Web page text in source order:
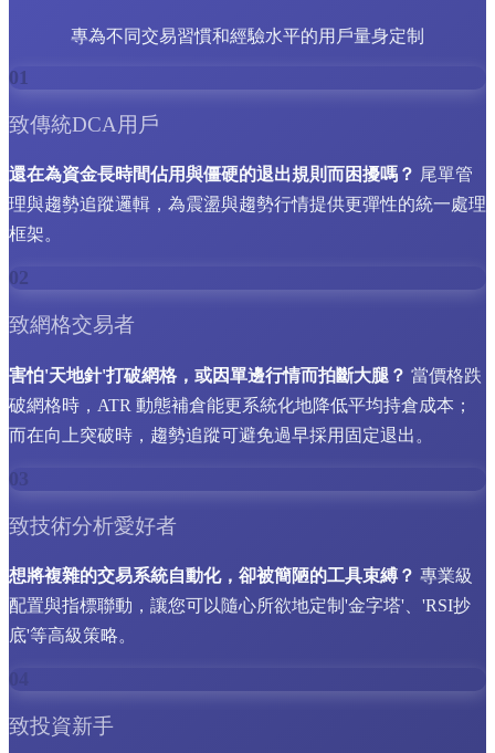
專為不同交易習慣和經驗水平的用戶量身定制
01
致傳統DCA用戶
還在為資金長時間佔用與僵硬的退出規則而困擾嗎？ 尾單管
理與趨勢追蹤邏輯，為震盪與趨勢行情提供更彈性的統一處理
框架。
02
致網格交易者
害怕'天地針'打破網格，或因單邊行情而拍斷大腿？ 當價格跌
破網格時，ATR 動態補倉能更系統化地降低平均持倉成本；
而在向上突破時，趨勢追蹤可避免過早採用固定退出。
03
致技術分析愛好者
想將複雜的交易系統自動化，卻被簡陋的工具束縛？ 專業級
配置與指標聯動，讓您可以隨心所欲地定制'金字塔'、'RSI抄
底'等高級策略。
04
致投資新手